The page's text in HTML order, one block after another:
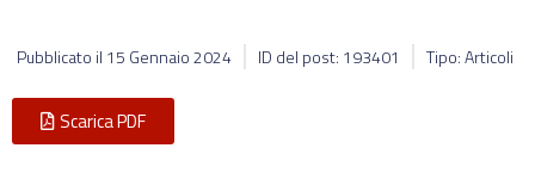
Pubblicato il 15 Gennaio 2024 ID del post: 193401 Tipo: Articoli
Scarica PDF